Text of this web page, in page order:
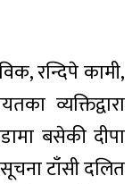
रन्दिपे कामी,
व्यक्तिद्वारा
बसेकी दीपा
टाँसी दलित